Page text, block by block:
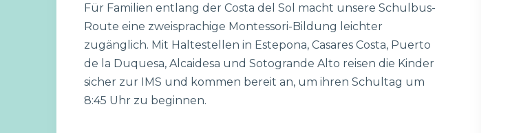
Für Familien entlang der Costa del Sol macht unsere Schulbus-
Route eine zweisprachige Montessori-Bildung leichter
zugänglich. Mit Haltestellen in Estepona, Casares Costa, Puerto
de la Duquesa, Alcaidesa und Sotogrande Alto reisen die Kinder
sicher zur IMS und kommen bereit an, um ihren Schultag um
8:45 Uhr zu beginnen.